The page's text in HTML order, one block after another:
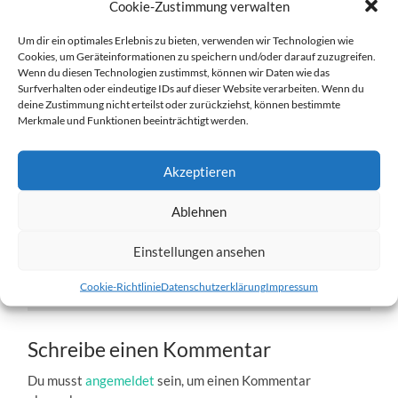
Cookie-Zustimmung verwalten
Um dir ein optimales Erlebnis zu bieten, verwenden wir Technologien wie
Cookies, um Geräteinformationen zu speichern und/oder darauf zuzugreifen.
Wenn du diesen Technologien zustimmst, können wir Daten wie das
Surfverhalten oder eindeutige IDs auf dieser Website verarbeiten. Wenn du
deine Zustimmung nicht erteilst oder zurückziehst, können bestimmte
Merkmale und Funktionen beeinträchtigt werden.
Akzeptieren
Ablehnen
Einstellungen ansehen
Cookie-RichtlinieDatenschutzerklärungImpressum
Blíða-5.jpg
Nächster»
Schreibe einen Kommentar
Du musstangemeldet sein, um einen Kommentar